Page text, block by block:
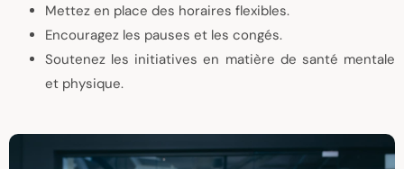
Mettez en place des horaires flexibles.
Encouragez les pauses et les congés.
Soutenez les initiatives en matière de santé mentale
et physique.